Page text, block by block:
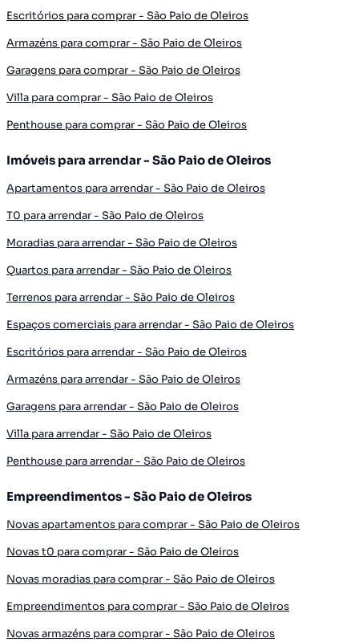
Escritórios para comprar - São Paio de Oleiros
Armazéns para comprar - São Paio de Oleiros
Garagens para comprar - São Paio de Oleiros
Villa para comprar - São Paio de Oleiros
Penthouse para comprar - São Paio de Oleiros
Imóveis para arrendar - São Paio de Oleiros
Apartamentos para arrendar - São Paio de Oleiros
T0 para arrendar - São Paio de Oleiros
Moradias para arrendar - São Paio de Oleiros
Quartos para arrendar - São Paio de Oleiros
Terrenos para arrendar - São Paio de Oleiros
Espaços comerciais para arrendar - São Paio de Oleiros
Escritórios para arrendar - São Paio de Oleiros
Armazéns para arrendar - São Paio de Oleiros
Garagens para arrendar - São Paio de Oleiros
Villa para arrendar - São Paio de Oleiros
Penthouse para arrendar - São Paio de Oleiros
Empreendimentos - São Paio de Oleiros
Novas apartamentos para comprar - São Paio de Oleiros
Novas t0 para comprar - São Paio de Oleiros
Novas moradias para comprar - São Paio de Oleiros
Empreendimentos para comprar - São Paio de Oleiros
Novas armazéns para comprar - São Paio de Oleiros